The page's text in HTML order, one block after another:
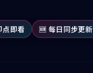
点即看 🆕 每日同步更新